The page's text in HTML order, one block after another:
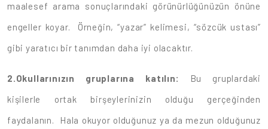
maalesef arama sonuçlarındaki görünürlüğünüzün önüne
engeller koyar. Örneğin, “yazar” kelimesi, “sözcük ustası”
gibi yaratıcı bir tanımdan daha iyi olacaktır.
2.Okullarınızın gruplarına katılın:
Bu gruplardaki
kişilerle ortak birşeylerinizin olduğu gerçeğinden
faydalanın. Hala okuyor olduğunuz ya da mezun olduğunuz